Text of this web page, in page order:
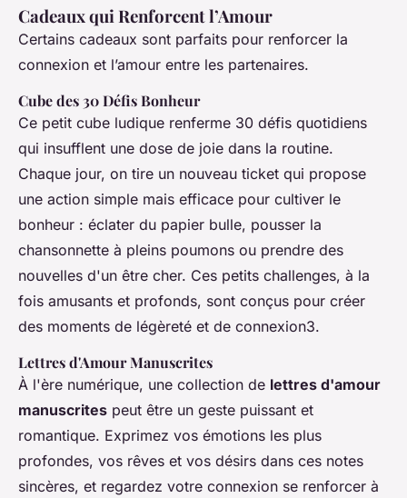
Cadeaux qui Renforcent l’Amour
Certains cadeaux sont parfaits pour renforcer la
connexion et l’amour entre les partenaires.
Cube des 30 Défis Bonheur
Ce petit cube ludique renferme 30 défis quotidiens
qui insufflent une dose de joie dans la routine.
Chaque jour, on tire un nouveau ticket qui propose
une action simple mais efficace pour cultiver le
bonheur : éclater du papier bulle, pousser la
chansonnette à pleins poumons ou prendre des
nouvelles d'un être cher. Ces petits challenges, à la
fois amusants et profonds, sont conçus pour créer
des moments de légèreté et de connexion3.
Lettres d'Amour Manuscrites
À l'ère numérique, une collection de lettres d'amour
manuscrites peut être un geste puissant et
romantique. Exprimez vos émotions les plus
profondes, vos rêves et vos désirs dans ces notes
sincères, et regardez votre connexion se renforcer à